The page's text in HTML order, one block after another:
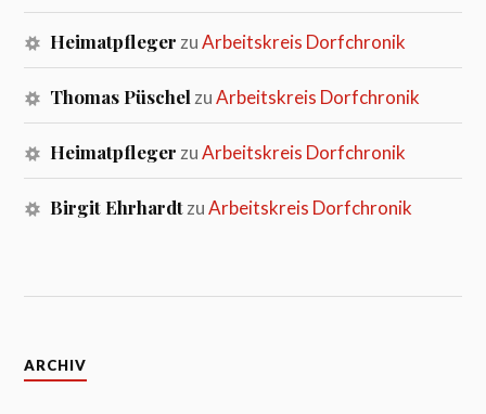
HeimatpflegerzuArbeitskreis Dorfchronik
Thomas PüschelzuArbeitskreis Dorfchronik
HeimatpflegerzuArbeitskreis Dorfchronik
Birgit EhrhardtzuArbeitskreis Dorfchronik
ARCHIV